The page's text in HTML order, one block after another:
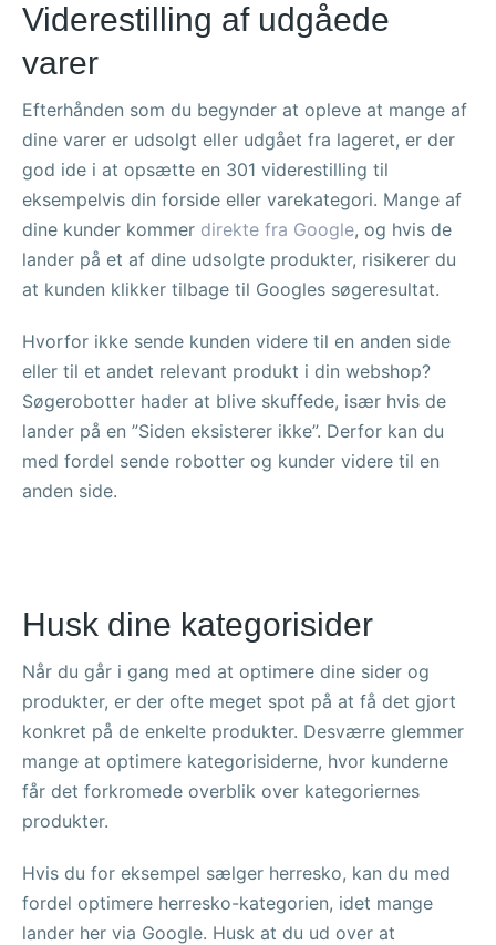
Viderestilling af udgåede
varer
Efterhånden som du begynder at opleve at mange af
dine varer er udsolgt eller udgået fra lageret, er der
god ide i at opsætte en 301 viderestilling til
eksempelvis din forside eller varekategori. Mange af
dine kunder kommer direkte fra Google, og hvis de
lander på et af dine udsolgte produkter, risikerer du
at kunden klikker tilbage til Googles søgeresultat.
Hvorfor ikke sende kunden videre til en anden side
eller til et andet relevant produkt i din webshop?
Søgerobotter hader at blive skuffede, især hvis de
lander på en ”Siden eksisterer ikke”. Derfor kan du
med fordel sende robotter og kunder videre til en
anden side.
Husk dine kategorisider
Når du går i gang med at optimere dine sider og
produkter, er der ofte meget spot på at få det gjort
konkret på de enkelte produkter. Desværre glemmer
mange at optimere kategorisiderne, hvor kunderne
får det forkromede overblik over kategoriernes
produkter.
Hvis du for eksempel sælger herresko, kan du med
fordel optimere herresko-kategorien, idet mange
lander her via Google. Husk at du ud over at